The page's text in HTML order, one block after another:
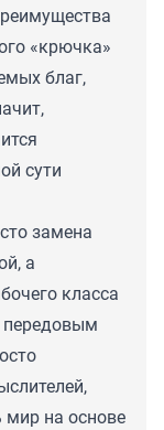
«крючка»
благ,
сути
замена
а
класса
передовым
мир на основе